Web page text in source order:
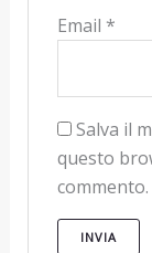
Email *
Salva il
questo
commento.